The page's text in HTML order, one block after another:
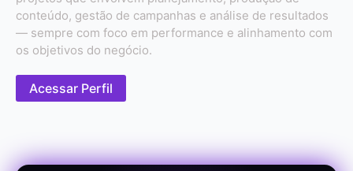
conteúdo, gestão de campanhas e análise de resultados
— sempre com foco em performance e alinhamento com
os objetivos do negócio.
Acessar Perfil